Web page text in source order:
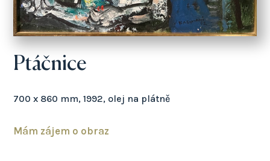
Ptáčnice
700 x 860 mm, 1992, olej na plátně
Mám zájem o obraz